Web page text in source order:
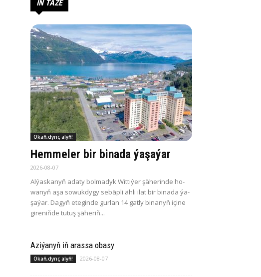
IŇ TÄZE
Okaň,dynç alyň!
Hem­me­ler bir bi­na­da ýa­şa­ýar
2026-08-07
Al­ýas­ka­nyň ada­ty bol­ma­dyk Wit­ti­ýer şä­he­rin­de ho­
wa­nyň aşa so­wuk­dy­gy se­bäp­li äh­li ilat bir bi­na­da ýa­
şa­ýar. Da­gyň ete­gin­de gur­lan 14 gat­ly bi­na­nyň içi­ne
gi­re­niň­de tu­tuş şä­he­riň...
Azi­ýa­nyň iň aras­sa oba­sy
Okaň,dynç alyň! 2026-08-07